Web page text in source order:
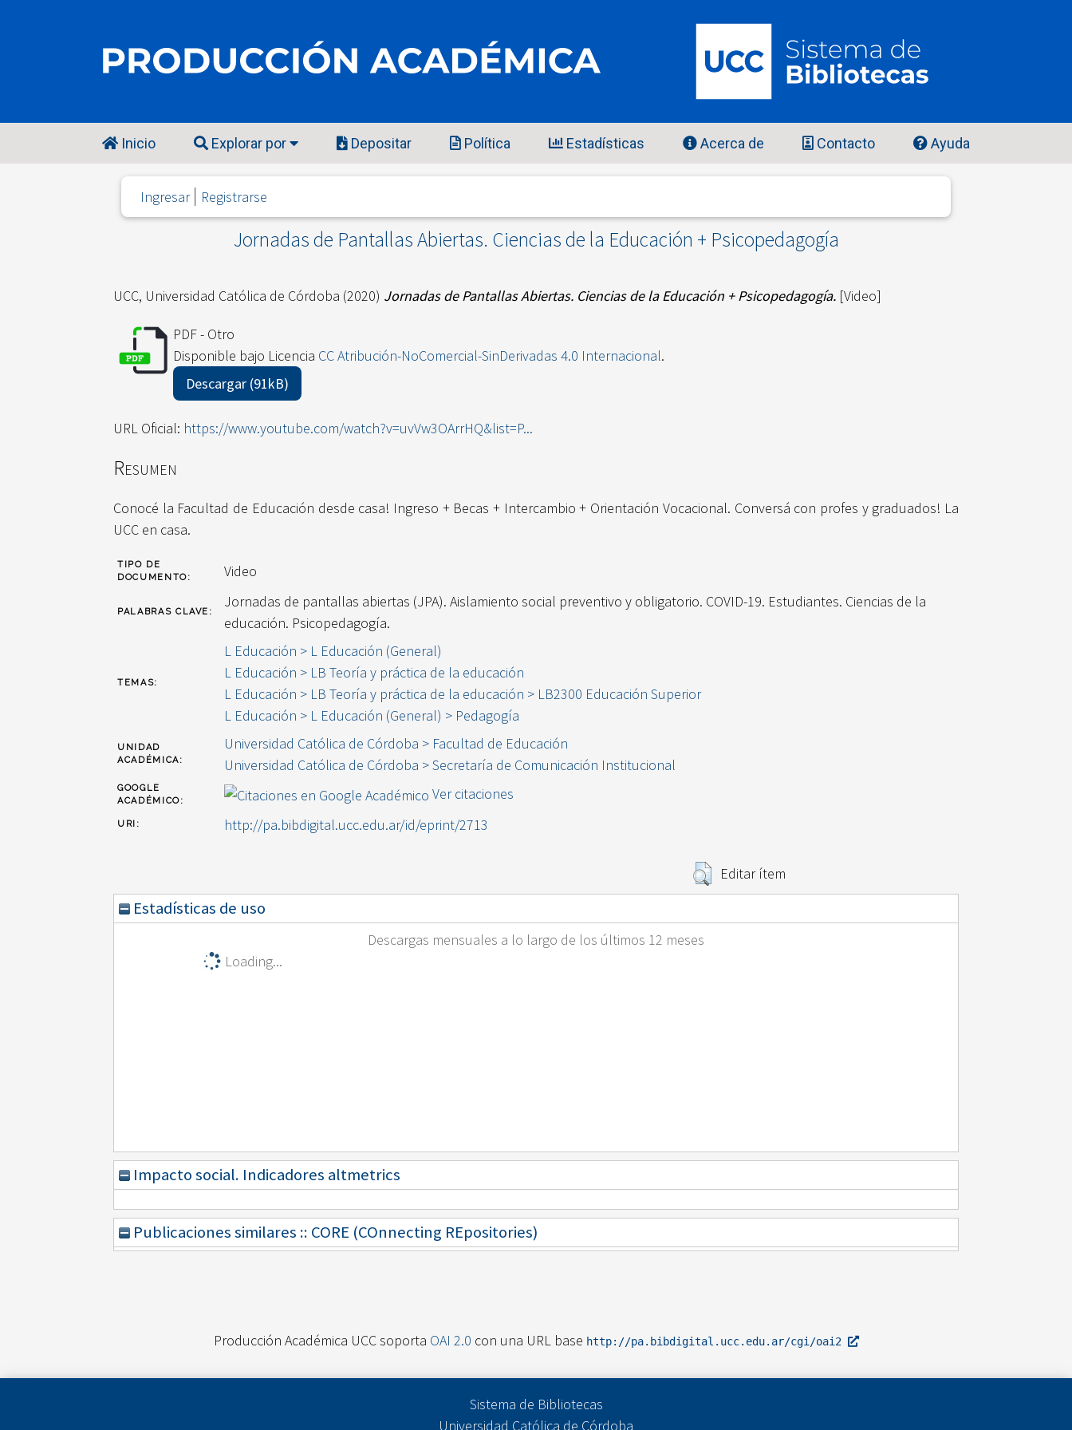
Inicio Explorar por Depositar Política Estadísticas Acerca de Contacto Ayuda
Ingresar Registrarse
Jornadas de Pantallas Abiertas. Ciencias de la Educación + Psicopedagogía
UCC, Universidad Católica de Córdoba (2020) Jornadas de Pantallas Abiertas. Ciencias de la Educación + Psicopedagogía. [Video]
PDF - Otro
Disponible bajo Licencia CC Atribución-NoComercial-SinDerivadas 4.0 Internacional.
Descargar (91kB)
URL Oficial: https://www.youtube.com/watch?v=uvVw3OArrHQ&list=P...
Resumen
Conocé la Facultad de Educación desde casa! Ingreso + Becas + Intercambio + Orientación Vocacional. Conversá con profes y graduados! La
UCC en casa.
TIPO DE
DOCUMENTO:
Video
PALABRAS CLAVE:
Jornadas de pantallas abiertas (JPA). Aislamiento social preventivo y obligatorio. COVID-19. Estudiantes. Ciencias de la
educación. Psicopedagogía.
TEMAS:
L Educación > L Educación (General)
L Educación > LB Teoría y práctica de la educación
L Educación > LB Teoría y práctica de la educación > LB2300 Educación Superior
L Educación > L Educación (General) > Pedagogía
UNIDAD
ACADÉMICA:
Universidad Católica de Córdoba > Facultad de Educación
Universidad Católica de Córdoba > Secretaría de Comunicación Institucional
GOOGLE
ACADÉMICO:
Ver citaciones
URI: http://pa.bibdigital.ucc.edu.ar/id/eprint/2713
Editar ítem
Estadísticas de uso
Descargas mensuales a lo largo de los últimos 12 meses
Loading...
Impacto social. Indicadores altmetrics
Publicaciones similares :: CORE (COnnecting REpositories)
Producción Académica UCC soporta OAI 2.0 con una URL base http://pa.bibdigital.ucc.edu.ar/cgi/oai2
Sistema de Bibliotecas
Universidad Católica de Córdoba